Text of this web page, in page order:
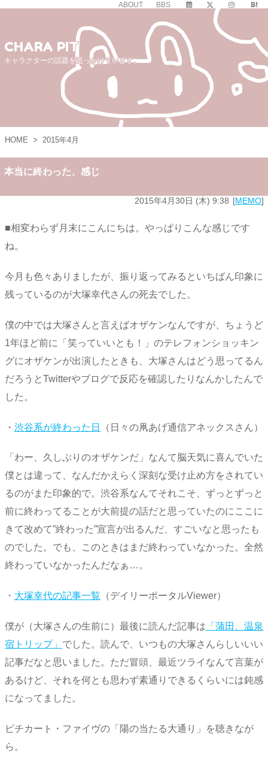
ABOUT BBS
CHARA PIT
キャラクターの話題を追っかけています。
HOME > 2015年4月
本当に終わった、感じ
2015年4月30日 (木) 9:38 MEMO
■相変わらず月末にこんにちは。やっぱりこんな感じです
ね。
今月も色々ありましたが、振り返ってみるといちばん印象に
残っているのが大塚幸代さんの死去でした。
僕の中では大塚さんと言えばオザケンなんですが、ちょうど
1年ほど前に「笑っていいとも！」のテレフォンショッキン
グにオザケンが出演したときも、大塚さんはどう思ってるん
だろうとTwitterやブログで反応を確認したりなんかしたんで
した。
・ 渋谷系が終わった日 （日々の凧あげ通信アネックスさん）
「わー、久しぶりのオザケンだ」なんて脳天気に喜んでいた
僕とは違って、なんだかえらく深刻な受け止め方をされてい
るのがまた印象的で。渋谷系なんてそれこそ、ずっとずっと
前に終わってることが大前提の話だと思っていたのにここに
きて改めて”終わった”宣言が出るんだ、すごいなと思ったも
のでした。でも、このときはまだ終わっていなかった。全然
終わっていなかったんだなぁ…。
・ 大塚幸代の記事一覧 （デイリーポータルViewer）
僕が（大塚さんの生前に）最後に読んだ記事は 「蒲田、温泉
宿トリップ」 でした。読んで、いつもの大塚さんらしいいい
記事だなと思いました。ただ冒頭、最近ツライなんて言葉が
あるけど、それを何とも思わず素通りできるくらいには鈍感
になってました。
ピチカート・ファイヴの「陽の当たる大通り」を聴きなが
ら。